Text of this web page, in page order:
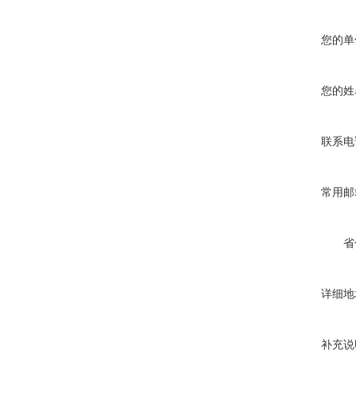
您的
您的
联系
常用
详细
补充